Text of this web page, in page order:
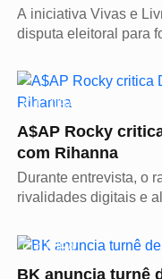
A iniciativa Vivas e
disputa eleitoral para
CULTURA
A$AP Rocky
com Rihanna
Durante entrevista, o
rivalidades digitais e
CULTURA
BK anuncia turnê